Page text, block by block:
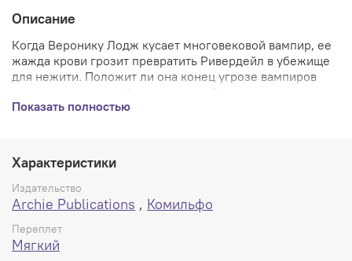
Описание
Когда Веронику Лодж кусает многовековой вампир, ее
жажда крови грозит превратить Ривердейл в убежище
для нежити. Положит ли она конец угрозе вампиров
ГРЕГА и МЭГ СМОЛЛВУДОВ, нарисованных ГРЕГОМ
СМОЛЛВУДОМ и ГРЕГОМ СКОТТОМ.
Мягкий переплет, 120 стр., 163х245 мм.
Показать полностью
Характеристики
Издательство
Archie Publications , Комильфо
Переплет
Мягкий